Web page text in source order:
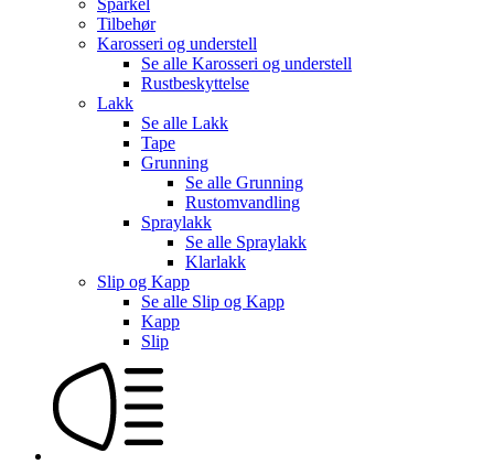
Tilbehør
Karosseri og understell
Se alle Karosseri og understell
Rustbeskyttelse
Lakk
Se alle Lakk
Tape
Grunning
Se alle Grunning
Rustomvandling
Spraylakk
Se alle Spraylakk
Klarlakk
Slip og Kapp
Se alle Slip og Kapp
Kapp
Slip